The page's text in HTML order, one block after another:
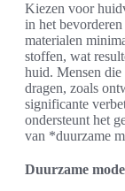
Kiezen voor
in het
materialen
stoffen, wat
huid. Mensen die
dragen, zoals
significante
ondersteunt het
van *duurzame
Duurzame